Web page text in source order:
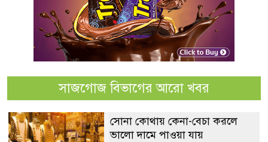
সাজগোজ বিভাগের আরো খবর
সোনা কোথায় কেনা-বেচা করলে
ভালো দামে পাওয়া যায়